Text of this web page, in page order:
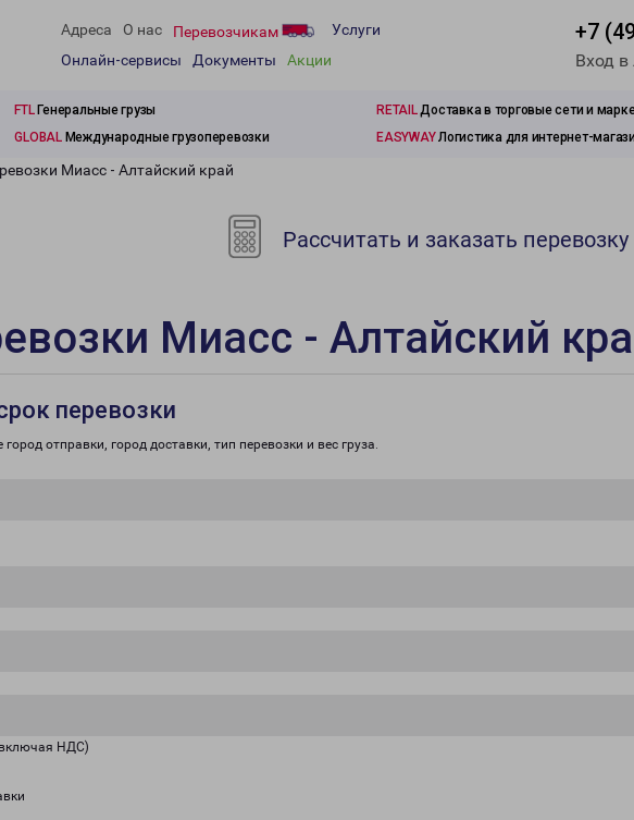
Адреса О нас Перевозчикам
Услуги
Онлайн-сервисы
Документы Акции
+7
Вход
FTLГенеральные грузы RETAILДоставка в торговые сети и
GLOBALМеждународные грузоперевозки EASYWAYЛогистика для интернет-
Миасс - Алтайский край
Рассчитать и заказать перевозку
Миасс - Алтайский
перевозки
отправки, город доставки, тип перевозки и вес груза.
НДС)